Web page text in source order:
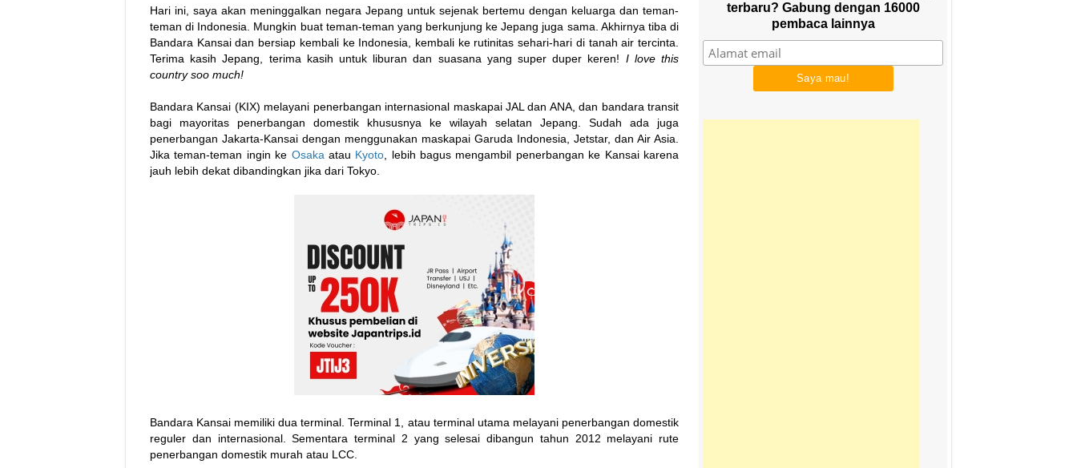
Hari ini, saya akan meninggalkan negara Jepang untuk sejenak bertemu dengan keluarga dan teman-
teman di Indonesia. Mungkin buat teman-teman yang berkunjung ke Jepang juga sama. Akhirnya tiba di
Bandara Kansai dan bersiap kembali ke Indonesia, kembali ke rutinitas sehari-hari di tanah air tercinta.
Terima kasih Jepang, terima kasih untuk liburan dan suasana yang super duper keren! I love this
country soo much!
Bandara Kansai (KIX) melayani penerbangan internasional maskapai JAL dan ANA, dan bandara transit
bagi mayoritas penerbangan domestik khususnya ke wilayah selatan Jepang. Sudah ada juga
penerbangan Jakarta-Kansai dengan menggunakan maskapai Garuda Indonesia, Jetstar, dan Air Asia.
Jika teman-teman ingin ke Osaka atau Kyoto , lebih bagus mengambil penerbangan ke Kansai karena
jauh lebih dekat dibandingkan jika dari Tokyo.
Bandara Kansai memiliki dua terminal. Terminal 1, atau terminal utama melayani penerbangan domestik
reguler dan internasional. Sementara terminal 2 yang selesai dibangun tahun 2012 melayani rute
penerbangan domestik murah atau LCC.
terbaru? Gabung dengan 16000
pembaca lainnya